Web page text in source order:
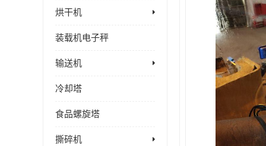
烘干机
装载机电子秤
输送机
冷却塔
食品螺旋塔
撕碎机